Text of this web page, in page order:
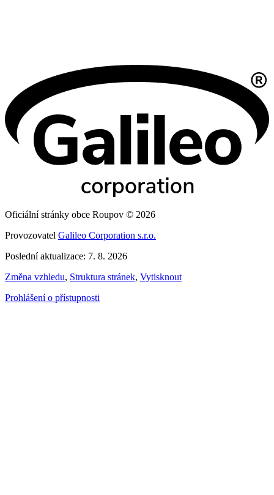
Oficiální stránky obce Roupov © 2026
Provozovatel Galileo Corporation s.r.o.
Poslední aktualizace: 7. 8. 2026
Změna vzhledu, Struktura stránek, Vytisknout
Prohlášení o přístupnosti